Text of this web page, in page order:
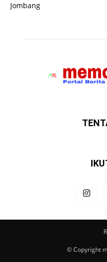
Jombang
© Copyright